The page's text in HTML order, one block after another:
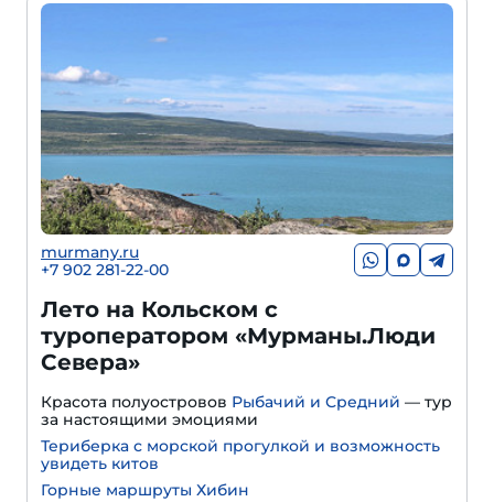
murmany.ru
+7 902 281-22-00
Лето на Кольском с
туроператором «Мурманы.Люди
Севера»
Красота полуостровов Рыбачий и Средний — тур
за настоящими эмоциями
Териберка с морской прогулкой и возможность
увидеть китов
Горные маршруты Хибин